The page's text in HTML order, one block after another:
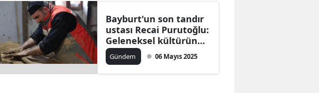
Aydın
Balıkesir
Bilecik
Bayburt'un son tandır
ustası Recai Purutoğlu:
Geleneksel kültürün
yaşam kaynağı
Gündem 06 Mayıs 2025